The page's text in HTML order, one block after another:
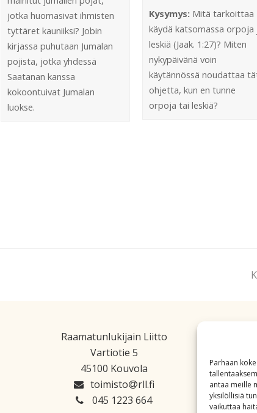
Parhaan
antaa meille
yksilöllisiä
vaikuttaa
jotka huomasivat ihmisten
tyttäret kauniiksi? Jobin
kirjassa puhutaan Jumalan
pojista, jotka yhdessä
Saatanan kanssa
kokoontuivat Jumalan
luokse.
Kysymys: Mitä tarkoittaa
käydä katsomassa orpoja
leskiä (Jaak. 1:27)? Miten
nykypäivänä voin
käytännössä noudattaa
ohjetta, kun en tunne
orpoja tai leskiä?
Raamatunlukijain Liitto
Vartiotie 5
45100 Kouvola
toimisto
rll.fi
045 1223 664